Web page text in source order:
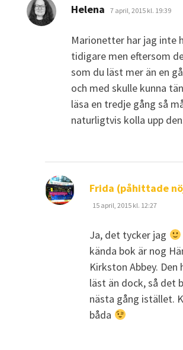
Helena skriver:
7 april, 2015 kl. 19:39
Marionetter har jag inte
tidigare men eftersom
som du läst mer än en
och med skulle kunna
läsa en tredje gång så
naturligtvis kolla upp
Frida (påhittade
15 april, 2015 kl. 12:27
Ja, det tycker jag
kända bok är nog
Kirkston Abbey. Den
läst än dock, så det
nästa gång istället.
båda